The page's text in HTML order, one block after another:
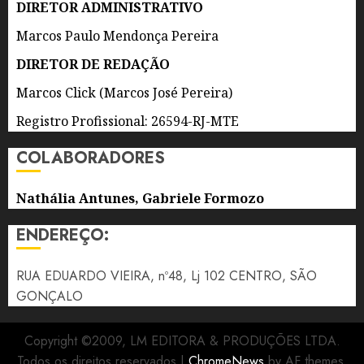
DE 2026
DIRETOR ADMINISTRATIVO
Marcos Paulo Mendonça Pereira
DIRETOR DE REDAÇÃO
Marcos Click (Marcos José Pereira)
Registro Profissional: 26594-RJ-MTE
COLABORADORES
Nathália Antunes, Gabriele Formozo
ENDEREÇO:
RUA EDUARDO VIEIRA, nº48, Lj 102 CENTRO, SÃO
GONÇALO
Copyright ©2009, LM EDITORA & PRODUÇÕES LTDA.